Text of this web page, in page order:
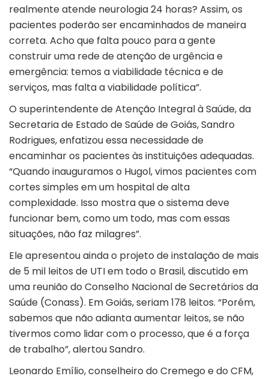
realmente atende neurologia 24 horas? Assim, os
pacientes poderão ser encaminhados de maneira
correta. Acho que falta pouco para a gente
construir uma rede de atenção de urgência e
emergência: temos a viabilidade técnica e de
serviços, mas falta a viabilidade política”.
O superintendente de Atenção Integral à Saúde, da
Secretaria de Estado de Saúde de Goiás, Sandro
Rodrigues, enfatizou essa necessidade de
encaminhar os pacientes às instituições adequadas.
“Quando inauguramos o Hugol, vimos pacientes com
cortes simples em um hospital de alta
complexidade. Isso mostra que o sistema deve
funcionar bem, como um todo, mas com essas
situações, não faz milagres”.
Ele apresentou ainda o projeto de instalação de mais
de 5 mil leitos de UTI em todo o Brasil, discutido em
uma reunião do Conselho Nacional de Secretários da
Saúde (Conass). Em Goiás, seriam 178 leitos. “Porém,
sabemos que não adianta aumentar leitos, se não
tivermos como lidar com o processo, que é a força
de trabalho”, alertou Sandro.
Leonardo Emílio, conselheiro do Cremego e do CFM,